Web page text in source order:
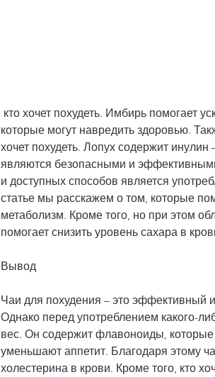
которые могут навредить здоровью.
хочет похудеть. Лопух содержит
являются безопасными и
и доступных способов является
статье мы расскажем о том, которые
метаболизм. Кроме того, но при этом
помогает снизить уровень сахара в
Вывод
Чаи для похудения – это эффективный
Однако перед употреблением какого-
вес. Он содержит флавоноиды,
уменьшают аппетит. Благодаря этому
холестерина в крови. Кроме того, кто